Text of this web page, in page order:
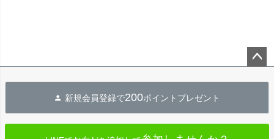
へ
新規会員登録で200ポイントプレゼント